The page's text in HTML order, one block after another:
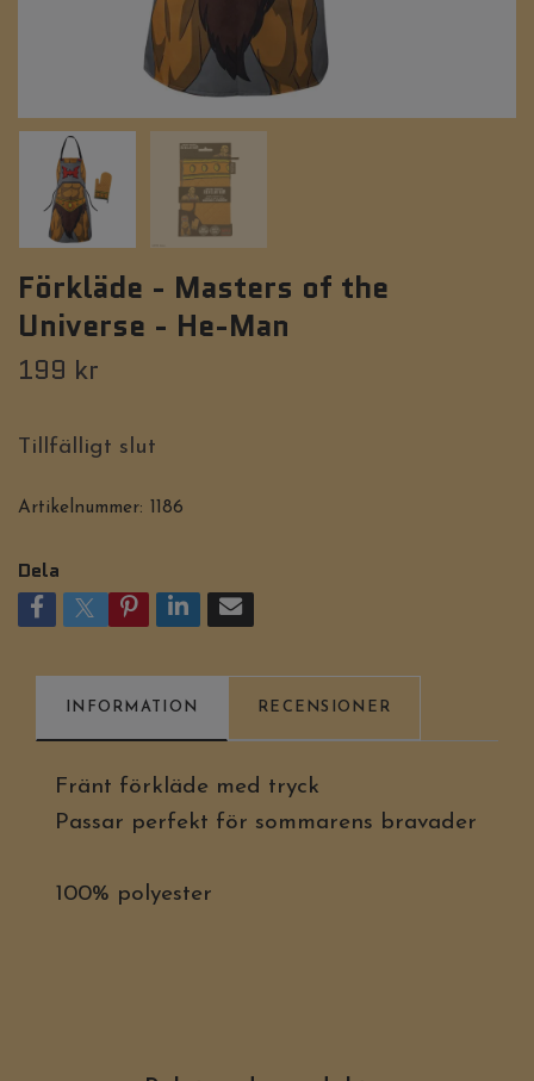
Förkläde - Masters of the
Universe - He-Man
199 kr
Tillfälligt slut
Artikelnummer: 1186
Dela
INFORMATION RECENSIONER
Fränt förkläde med tryck
Passar perfekt för sommarens bravader
100% polyester